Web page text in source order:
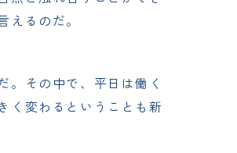
るのだ。
。その中で、平日は働く
く変わるということも新